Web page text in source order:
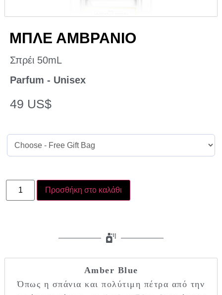
ΜΠΛΕ ΑΜΒΡΑΝΙΟ
Σπρέι 50mL
Parfum - Unisex
49 US$
Προσθήκη στο καλάθι
Amber Blue
Όπως η σπάνια και πολύτιμη πέτρα από την